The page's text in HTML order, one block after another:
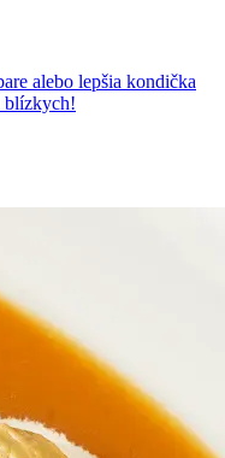
alebo lepšia kondička
blízkych!